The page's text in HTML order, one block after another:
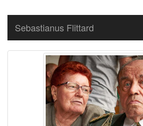
Sebastianus Flittard